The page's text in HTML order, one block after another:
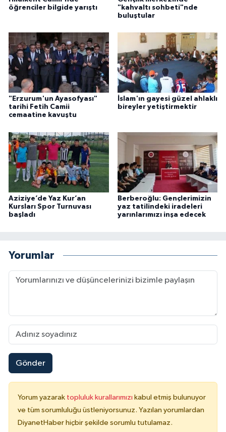
öğrenciler bilgide yarıştı
"kahvaltı sohbeti"nde
buluştular
"Erzurum'un Ayasofyası"
tarihi Fetih Camii
cemaatine kavuştu
İslam'ın gayesi güzel ahlaklı
bireyler yetiştirmektir
Aziziye’de Yaz Kur’an
Kursları Spor Turnuvası
başladı
Berberoğlu: Gençlerimizin
yaz tatilindeki iradeleri
yarınlarımızı inşa edecek
Yorumlar
Gönder
Yorum yazarak topluluk kurallarımızı kabul etmiş bulunuyor
ve tüm sorumluluğu üstleniyorsunuz. Yazılan yorumlardan
DiyanetHaber hiçbir şekilde sorumlu tutulamaz.
Ordu Müftülüğü
Osmaniye Müftülüğü
Rize Müftülüğü
Samsun Müftülüğü
Siirt Müftülüğü
Sinop Müftülüğü
Şanlıurfa Müftülüğü
Şırnak Müftülüğü
Tokat Müftülüğü
Trabzon Müftülüğü
Uşak Müftülüğü